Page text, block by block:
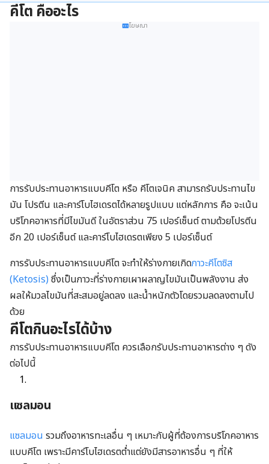
คีโต คืออะไร
โฆษณา
การรับประทานอาหารแบบคีโต หรือ คีโตเจนิค สามารถรับประทานไข
มัน โปรตีน และคาร์โบไฮเดรตได้หลายรูปแบบ แต่หลักการ คือ จะเน้น
บริโภคอาหารที่มีไขมันดี ในอัตราส่วน 75 เปอร์เซ็นต์ ตามด้วยโปรตีน
อีก 20 เปอร์เซ็นต์ และคาร์โบไฮเดรตเพียง 5 เปอร์เซ็นต์
การรับประทานอาหารแบบคีโต จะทำให้ร่างกายเกิดภาวะคีโตซิส
(Ketosis) ซึ่งเป็นภาวะที่ร่างกายเผาผลาญไขมันเป็นพลังงาน ส่ง
ผลให้มวลไขมันที่สะสมอยู่ลดลง และน้ำหนักตัวโดยรวมลดลงตามไป
ด้วย
คีโตกินอะไรได้บ้าง
การรับประทานอาหารแบบคีโต ควรเลือกรับประทานอาหารต่าง ๆ ดัง
ต่อไปนี้
แซลมอน
แซลมอน รวมถึงอาหารทะเลอื่น ๆ เหมาะกับผู้ที่ต้องการบริโภคอาหาร
แบบคีโต เพราะมีคาร์โบไฮเดรตต่ำแต่ยังมีสารอาหารอื่น ๆ ที่ให้